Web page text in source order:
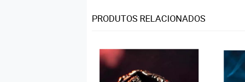
PRODUTOS RELACIONADOS